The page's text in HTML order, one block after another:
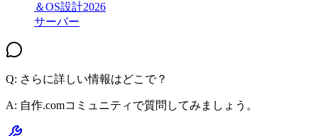
＆OS設計2026
サーバー
Q: さらに詳しい情報はどこで？
A: 自作.comコミュニティで質問してみましょう。